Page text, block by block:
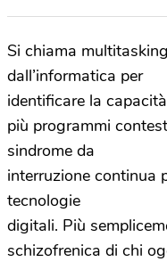
Si chiama
dall’informatica per
identificare la
più programmi
sindrome da
interruzione continua
tecnologie
digitali. Più
schizofrenica di chi